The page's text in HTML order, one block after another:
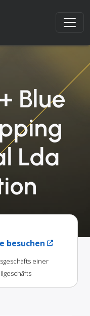
Blue
Lda
besuchen
einer